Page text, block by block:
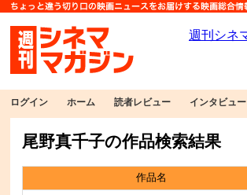
ログイン ホーム 読者レビュー インタビュー
尾野真千子の作品検索結果
作品名